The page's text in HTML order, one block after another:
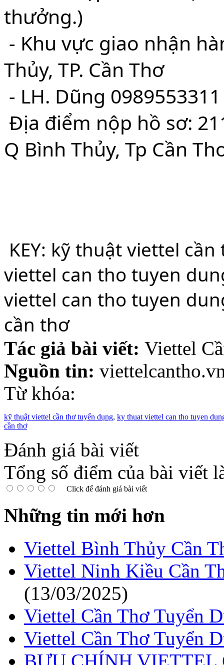
thưởng.)
- Khu vực giao nhận
Thủy, TP. Cần Thơ
- LH. Dũng 0989553311
Địa điểm nộp hồ sơ:
Q Bình Thủy, Tp Cần
viettel can tho tuyen
viettel can tho tuyen
cần thơ
Tác giả bài viết: Viettel
Nguồn tin:
Từ khóa:
kỹ thuật viettel cần thơ tuyển dụng, ky thuat viettel can tho tuyen
cần thơ
Đánh giá bài viết
Tổng số điểm của bài viết
Click để đánh giá bài viết
Những tin mới hơn
Viettel Bình Thủy Cần
Viettel Ninh Kiều Cần
(13/03/2025)
Viettel Cần Thơ Tuyển
Viettel Cần Thơ Tuyển